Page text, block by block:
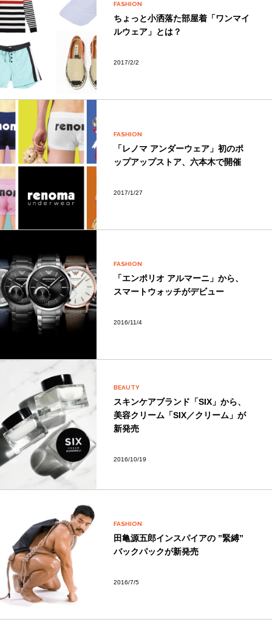
FASHION
ちょっと小洒落た部屋着「ワンマイ
ルウェア」とは？
2017/2/2
FASHION
「レノマ アンダーウェア」初のポ
ップアップストア、六本木で開催
2017/1/27
FASHION
「エンポリオ アルマーニ」から、
スマートウォッチがデビュー
2016/11/4
BEAUTY
スキンケアブランド「SIX」から、
美容クリーム「SIX／クリーム」が
新発売
2016/10/19
FASHION
田亀源五郎インスパイアの ”緊縛”
バックパックが新発売
2016/7/5